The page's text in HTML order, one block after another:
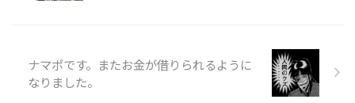
ナマポです。またお金が借りられるように
なりました。